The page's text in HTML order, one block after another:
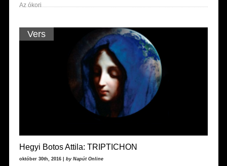
Az ókori
Vers
Hegyi Botos Attila: TRIPTICHON
október 30th, 2016 | by Napút Online